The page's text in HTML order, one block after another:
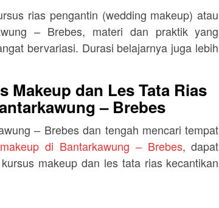
rias pengantin (wedding makeup) atau
– Brebes, materi dan praktik yang
bervariasi. Durasi belajarnya juga lebih
Makeup dan Les Tata Rias
– Brebes
– Brebes dan tengah mencari tempat
di Bantarkawung – Brebes, dapat
makeup dan les tata rias kecantikan